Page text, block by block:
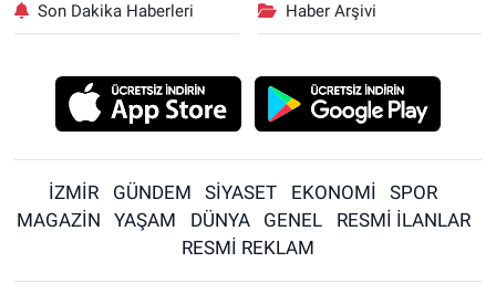
Son Dakika Haberleri Haber Arşivi
İZMİR GÜNDEM SİYASET EKONOMİ
SPOR
MAGAZİN
YAŞAM DÜNYA GENEL
RESMİ İLANLAR
RESMİ REKLAM